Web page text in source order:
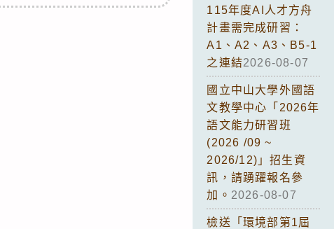
115年度AI人才方舟
計畫需完成研習：
A1、A2、A3、B5-1
之連結2026-08-07
國立中山大學外國語
文教學中心「2026年
語文能力研習班
(2026 /09 ~
2026/12)」招生資
訊，請踴躍報名參
加。 2026-08-07
檢送「環境部第1屆